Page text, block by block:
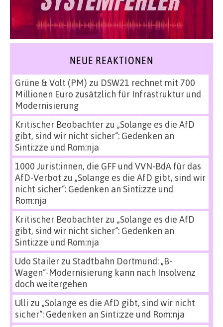
NEUE REAKTIONEN
Grüne & Volt (PM) zu DSW21 rechnet mit 700
Millionen Euro zusätzlich für Infrastruktur und
Modernisierung
Kritischer Beobachterzu „Solange es die AfD
gibt, sind wir nicht sicher“: Gedenken an
Sinti:zze und Rom:nja
1000 Jurist:innen, die GFF und VVN-BdA für das
AfD-Verbot zu „Solange es die AfD gibt, sind wir
nicht sicher“: Gedenken an Sinti:zze und
Rom:nja
Kritischer Beobachterzu „Solange es die AfD
gibt, sind wir nicht sicher“: Gedenken an
Sinti:zze und Rom:nja
Udo Stailerzu Stadtbahn Dortmund: „B-
Wagen“-Modernisierung kann nach Insolvenz
doch weitergehen
Ulli zu „Solange es die AfD gibt, sind wir nicht
sicher“: Gedenken an Sinti:zze und Rom:nja